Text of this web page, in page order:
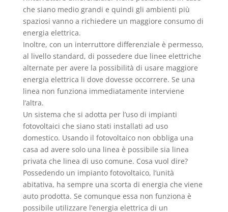
che siano medio grandi e quindi gli ambienti più
spaziosi vanno a richiedere un maggiore consumo di
energia elettrica.
Inoltre, con un interruttore differenziale è permesso,
al livello standard, di possedere due linee elettriche
alternate per avere la possibilità di usare maggiore
energia elettrica li dove dovesse occorrere. Se una
linea non funziona immediatamente interviene
l’altra.
Un sistema che si adotta per l’uso di impianti
fotovoltaici che siano stati installati ad uso
domestico. Usando il fotovoltaico non obbliga una
casa ad avere solo una linea è possibile sia linea
privata che linea di uso comune. Cosa vuol dire?
Possedendo un impianto fotovoltaico, l’unità
abitativa, ha sempre una scorta di energia che viene
auto prodotta. Se comunque essa non funziona è
possibile utilizzare l’energia elettrica di un